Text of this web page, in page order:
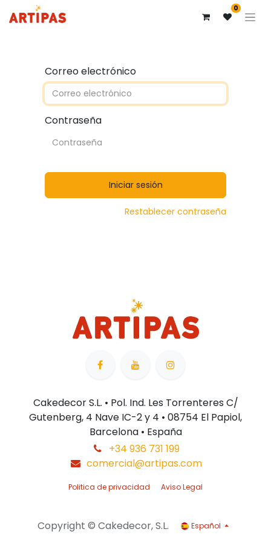
0
Correo electrónico
Contraseña
Iniciar sesión
Restablecer contraseña
Cakedecor S.L. • Pol. Ind. Les Torrenteres C/
Gutenberg, 4 Nave IC-2 y 4 • 08754 El Papiol,
Barcelona • España
+34 936 731 199
comercial@artipas.com
Politica de privacidad Aviso Legal
Copyright © Cakedecor, S.L. Español